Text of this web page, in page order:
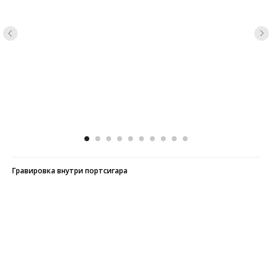
Гравировка внутри портсигара